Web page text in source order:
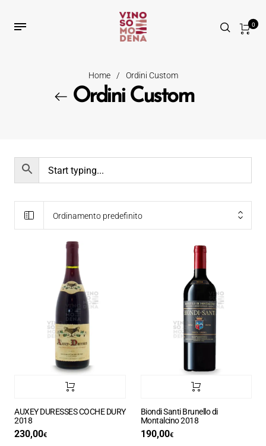
0
Home / Ordini Custom
Ordini Custom
Ordinamento predefinito
AUXEY DURESSES COCHE DURY
2018
230,00€
Biondi Santi Brunello di
Montalcino 2018
190,00€